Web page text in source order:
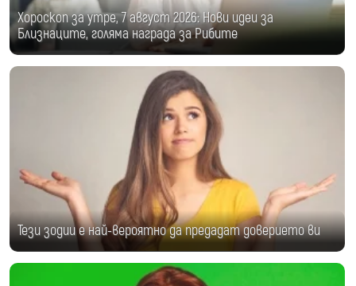
Хороскоп за утре, 7 август 2026: Нови идеи за
Близнаците, голяма награда за Рибите
Тези зодии е най-вероятно да предадат доверието ви